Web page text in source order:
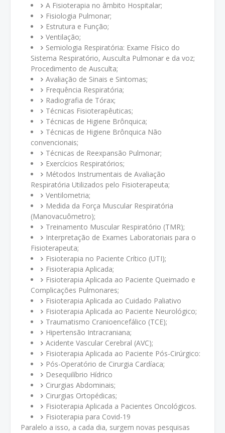
A Fisioterapia no âmbito Hospitalar;
Fisiologia Pulmonar;
Estrutura e Função;
Ventilação;
Semiologia Respiratória: Exame Físico do
Sistema Respiratório, Ausculta Pulmonar e da voz;
Procedimento de Ausculta;
Avaliação de Sinais e Sintomas;
Frequência Respiratória;
Radiografia de Tórax;
Técnicas Fisioterapêuticas;
Técnicas de Higiene Brônquica;
Técnicas de Higiene Brônquica Não
convencionais;
Técnicas de Reexpansão Pulmonar;
Exercícios Respiratórios;
Métodos Instrumentais de Avaliação
Respiratória Utilizados pelo Fisioterapeuta;
Ventilometria;
Medida da Força Muscular Respiratória
(Manovacuômetro);
Treinamento Muscular Respiratório (TMR);
Interpretação de Exames Laboratoriais para o
Fisioterapeuta;
Fisioterapia no Paciente Crítico (UTI);
Fisioterapia Aplicada;
Fisioterapia Aplicada ao Paciente Queimado e
Complicações Pulmonares;
Fisioterapia Aplicada ao Cuidado Paliativo
Fisioterapia Aplicada ao Paciente Neurológico;
Traumatismo Cranioencefálico (TCE);
Hipertensão Intracraniana;
Acidente Vascular Cerebral (AVC);
Fisioterapia Aplicada ao Paciente Pós-Cirúrgico:
Pós-Operatório de Cirurgia Cardíaca;
Desequilíbrio Hídrico
Cirurgias Abdominais;
Cirurgias Ortopédicas;
Fisioterapia Aplicada a Pacientes Oncológicos.
Fisioterapia para Covid-19
Paralelo a isso, a cada dia, surgem novas pesquisas